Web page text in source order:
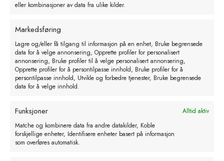
eller kombinasjoner av data fra ulike kilder.
Markedsføring
Lagre og/eller få tilgang til informasjon på en enhet, Bruke begrensede
data for å velge annonsering, Opprette profiler for personalisert
annonsering, Bruke profiler til å velge personalisert annonsering,
Opprette profiler for å persontilpasse innhold, Bruke profiler for å
persontilpasse innhold, Utvikle og forbedre tjenester, Bruke begrensede
data for å velge innhold.
Funksjoner
Alltid aktiv
Matche og kombinere data fra andre datakilder, Koble
forskjellige enheter, Identifisere enheter basert på informasjon
som overføres automatisk.
Legg i handlekurv
Relaterte produkter